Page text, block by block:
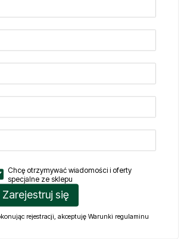
Chcę otrzymywać wiadomości i oferty
specjalne ze sklepu
Zarejestruj się
rejestracji, akceptuję Warunki regulaminu